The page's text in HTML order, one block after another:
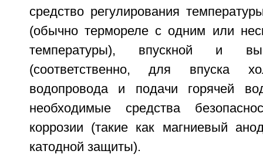
средство регулирования
(обычно термореле с одним или
температуры), впускной и
(соответственно, для впуска
водопровода и подачи горячей
необходимые средства
коррозии (такие как магниевый
катодной защиты).